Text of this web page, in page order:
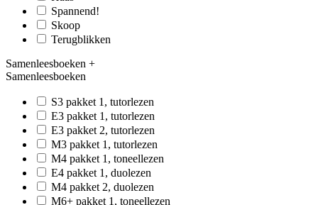
Spannend!
Skoop
Terugblikken
Samenleesboeken +
Samenleesboeken
S3 pakket 1, tutorlezen
E3 pakket 1, tutorlezen
E3 pakket 2, tutorlezen
M3 pakket 1, tutorlezen
M4 pakket 1, toneellezen
E4 pakket 1, duolezen
M4 pakket 2, duolezen
M6+ pakket 1, toneellezen